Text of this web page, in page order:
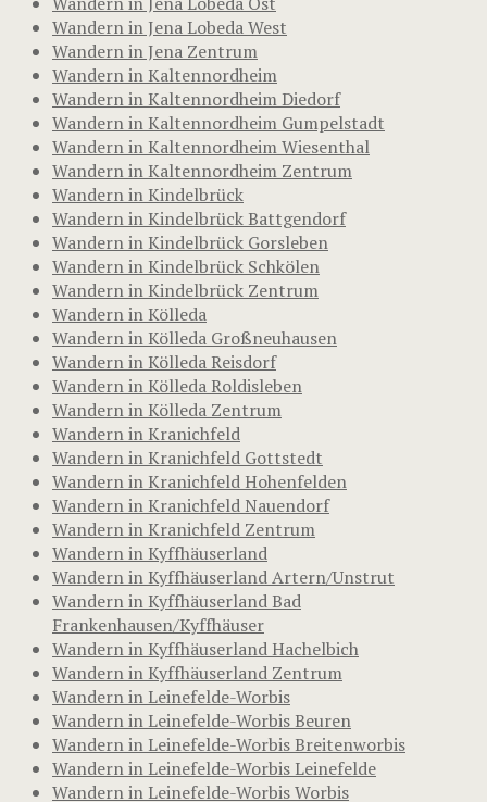
Wandern in Jena Lobeda West
Wandern in Jena Zentrum
Wandern in Kaltennordheim
Wandern in Kaltennordheim Diedorf
Wandern in Kaltennordheim Gumpelstadt
Wandern in Kaltennordheim Wiesenthal
Wandern in Kaltennordheim Zentrum
Wandern in Kindelbrück
Wandern in Kindelbrück Battgendorf
Wandern in Kindelbrück Gorsleben
Wandern in Kindelbrück Schkölen
Wandern in Kindelbrück Zentrum
Wandern in Kölleda
Wandern in Kölleda Großneuhausen
Wandern in Kölleda Reisdorf
Wandern in Kölleda Roldisleben
Wandern in Kölleda Zentrum
Wandern in Kranichfeld
Wandern in Kranichfeld Gottstedt
Wandern in Kranichfeld Hohenfelden
Wandern in Kranichfeld Nauendorf
Wandern in Kranichfeld Zentrum
Wandern in Kyffhäuserland
Wandern in Kyffhäuserland Artern/Unstrut
Wandern in Kyffhäuserland Bad
Frankenhausen/Kyffhäuser
Wandern in Kyffhäuserland Hachelbich
Wandern in Kyffhäuserland Zentrum
Wandern in Leinefelde-Worbis
Wandern in Leinefelde-Worbis Beuren
Wandern in Leinefelde-Worbis Breitenworbis
Wandern in Leinefelde-Worbis Leinefelde
Wandern in Leinefelde-Worbis Worbis